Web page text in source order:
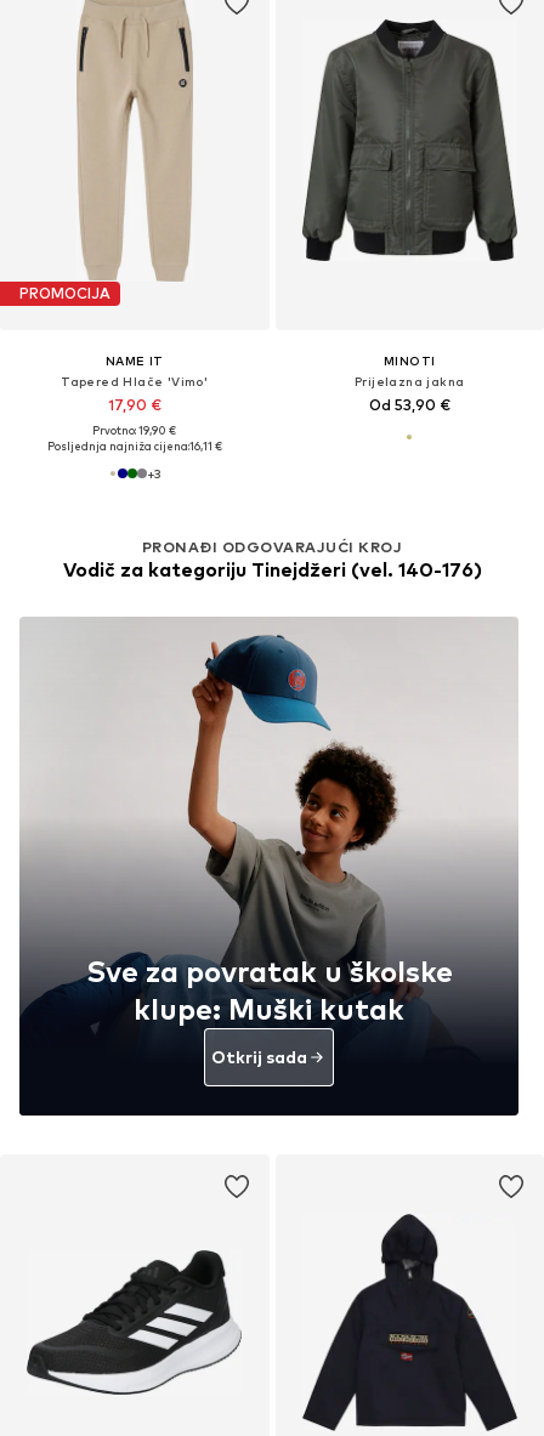
PROMOCIJA
NAME IT
Tapered Hlače 'Vimo'
17,90 €
Prvotno: 19,90 €
Posljednja najniža cijena:16,11 €
+3
MINOTI
Prijelazna jakna
Od 53,90 €
PRONAĐI ODGOVARAJUĆI KROJ
Vodič za kategoriju Tinejdžeri (vel. 140-176)
Sve za povratak u školske
klupe: Muški kutak
Otkrij sada